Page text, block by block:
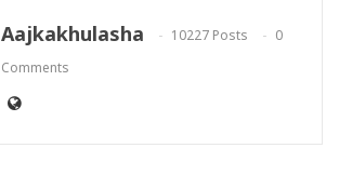
Aajkakhulasha 10227 Posts
0
Comments